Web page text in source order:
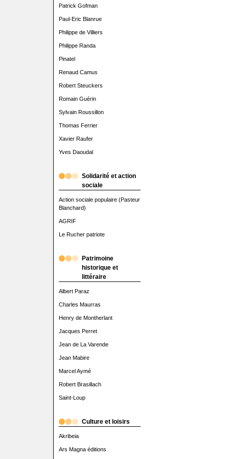
Patrick Gofman
Paul-Eric Blanrue
Philippe de Villiers
Philippe Randa
Pinatel
Renaud Camus
Robert Steuckers
Romain Guérin
Sylvain Roussillon
Thomas Ferrier
Xavier Raufer
Yves Daoudal
Solidarité et action
sociale
Action sociale populaire (Pasteur
Blanchard)
AGRIF
Le Rucher patriote
Patrimoine
historique et
littéraire
Albert Paraz
Charles Maurras
Henry de Montherlant
Jacques Perret
Jean de La Varende
Jean Mabire
Marcel Aymé
Robert Brasillach
Saint-Loup
Culture et loisirs
Akribeia
Ars Magna éditions